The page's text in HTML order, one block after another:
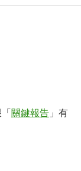
關鍵報告 」有